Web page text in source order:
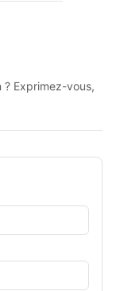
? Exprimez-vous,